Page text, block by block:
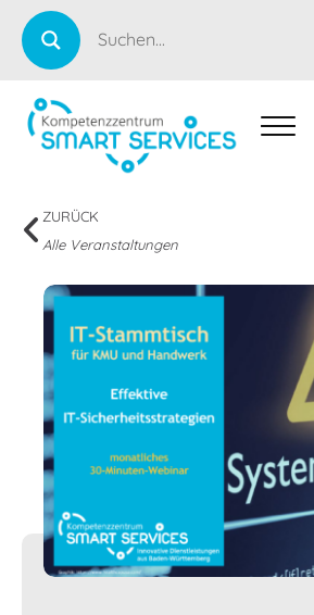
ZURÜCK
Alle Veranstaltungen